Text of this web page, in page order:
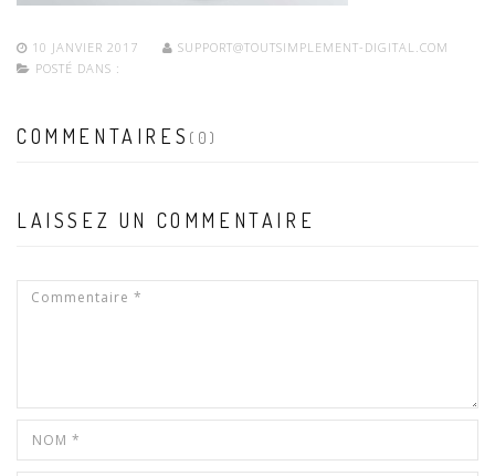
10 JANVIER 2017
SUPPORT@TOUTSIMPLEMENT-DIGITAL.COM
POSTÉ DANS :
COMMENTAIRES (0)
LAISSEZ UN COMMENTAIRE